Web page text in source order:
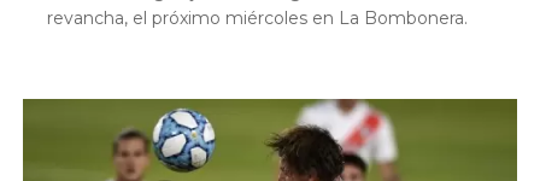
revancha, el próximo miércoles en La Bombonera.